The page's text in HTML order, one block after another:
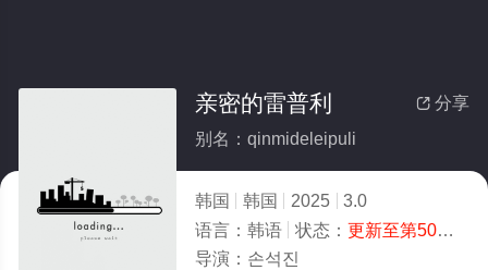
 分享
亲密的雷普利
别名：qinmideleipuli
韩国 韩国 2025
3.0
语言： 韩语 状态： 更新至第50集
导演： 손석진